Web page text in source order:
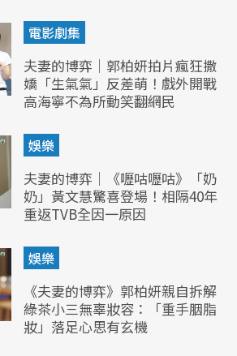
電影劇集
夫妻的博弈｜郭柏妍拍片瘋狂撒
嬌「生氣氣」反差萌！戲外開戰
高海寧不為所動笑翻網民
娛樂
夫妻的博弈｜《嚦咕嚦咕》「奶
奶」黃文慧驚喜登場！相隔40年
重返TVB全因一原因
娛樂
《夫妻的博弈》郭柏妍親自拆解
綠茶小三無辜妝容：「重手胭脂
妝」落足心思有玄機